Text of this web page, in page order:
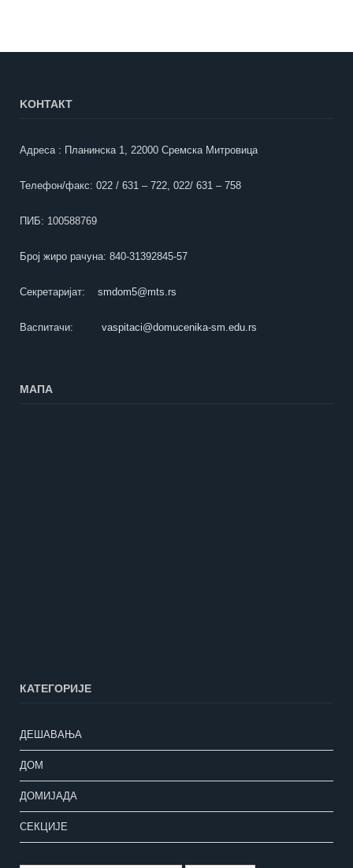
KOНТАКТ
Адреса : Планинска 1, 22000 Сремска Митровица
Телефон/факс: 022 / 631 – 722, 022/ 631 – 758
ПИБ: 100588769
Број жиро рачуна: 840-31392845-57
Секретаријат: smdom5@mts.rs
Васпитачи: vaspitaci@domucenika-sm.edu.rs
МАПА
КАТЕГОРИЈЕ
ДЕШАВАЊА
ДОМ
ДОМИЈАДА
СЕКЦИЈЕ